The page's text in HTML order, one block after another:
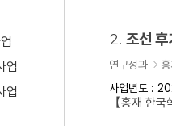
정조 OR 정약용 “정조” 또는 “
료를 검색
업
업
2. 조선 후
연구성과
사업년도 :
【홍재